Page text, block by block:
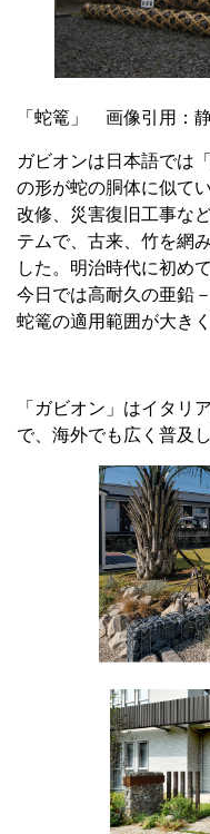
「蛇篭」 画像引用：
ガビオンは日本語では
の形が蛇の胴体に似て
改修、災害復旧工事な
テムで、古来、竹を網
した。明治時代に初め
今日では高耐久の亜鉛
蛇篭の適用範囲が大き
「ガビオン」はイタリ
で、海外でも広く普及